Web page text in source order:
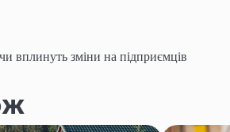
вплинуть зміни на підприємців